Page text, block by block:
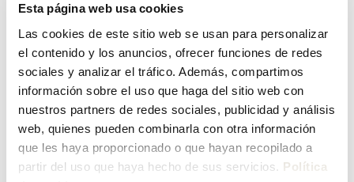
Esta página web usa cookies
Las cookies de este sitio web se usan para personalizar
el contenido y los anuncios, ofrecer funciones de redes
sociales y analizar el tráfico. Además, compartimos
información sobre el uso que haga del sitio web con
nuestros partners de redes sociales, publicidad y análisis
web, quienes pueden combinarla con otra información
que les haya proporcionado o que hayan recopilado a
partir del uso que haya hecho de sus servicios. Política
¿Has olvidado tu contraseña?